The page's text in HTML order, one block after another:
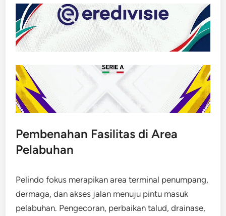
Pembenahan Fasilitas di Area
Pelabuhan
Pelindo fokus merapikan area terminal penumpang,
dermaga, dan akses jalan menuju pintu masuk
pelabuhan. Pengecoran, perbaikan talud, drainase,